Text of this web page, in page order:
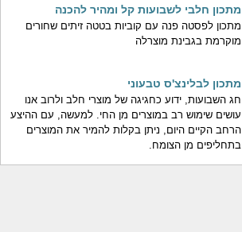
מתכון חלבי לשבועות קל ומהיר להכנה
מתכון לפסטה פנה עם קוביות בטטה זיתים שחורים
מוקרמת בגבינת מוצרלה
מתכון לבלינצ'ס טבעוני
חג השבועות, ידוע כחגיגה של מוצרי חלב ולרוב אנו
עושים שימוש רב במוצרים מן החי. למעשה, עם ההיצע
הרחב הקיים היום, ניתן בקלות להמיר את המוצרים
בתחליפים מן הצומח.